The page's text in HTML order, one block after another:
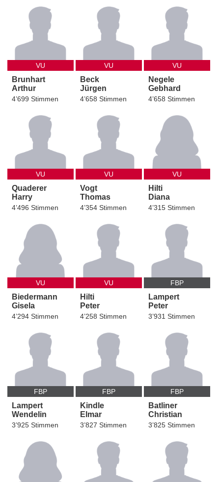
VU
Brunhart
Arthur
4’699 Stimmen
VU
Beck
Jürgen
4’658 Stimmen
VU
Negele
Gebhard
4’658 Stimmen
VU
Quaderer
Harry
4’496 Stimmen
VU
Vogt
Thomas
4’354 Stimmen
VU
Hilti
Diana
4’315 Stimmen
VU
Biedermann
Gisela
4’294 Stimmen
VU
Hilti
Peter
4’258 Stimmen
FBP
Lampert
Peter
3’931 Stimmen
FBP
Lampert
Wendelin
3’925 Stimmen
FBP
Kindle
Elmar
3’827 Stimmen
FBP
Batliner
Christian
3’825 Stimmen